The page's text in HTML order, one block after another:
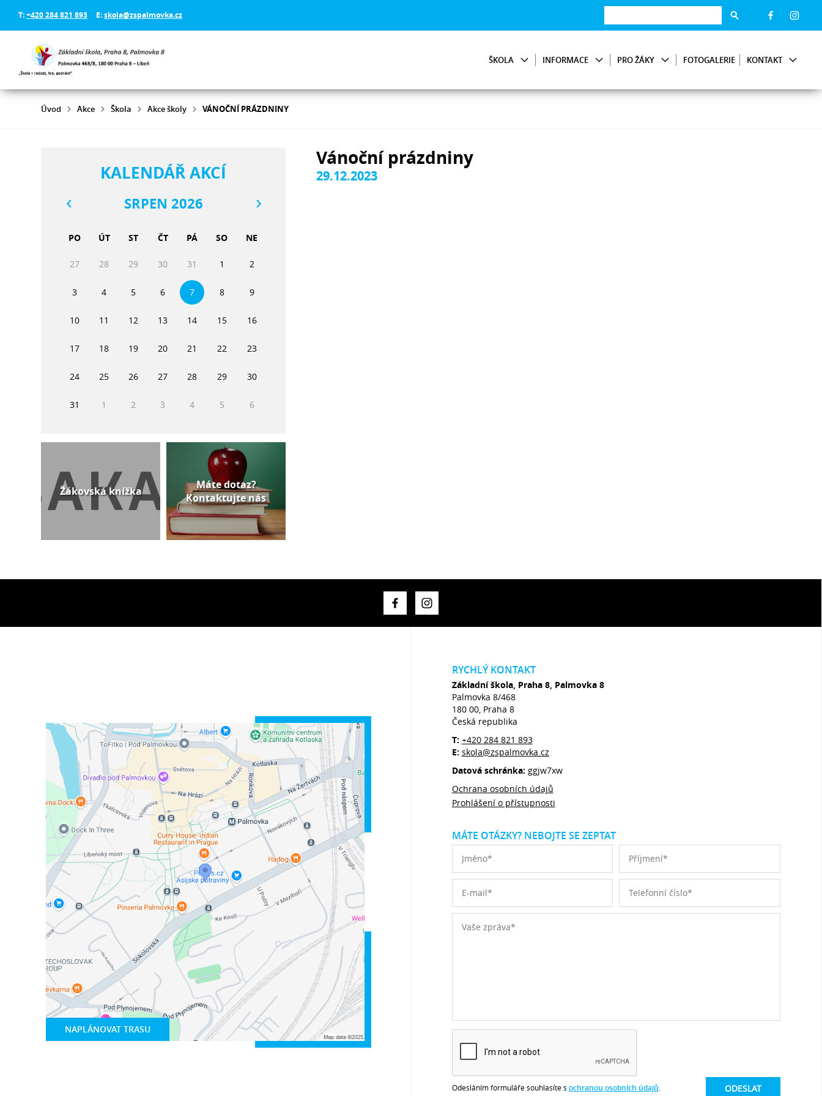
T:+420 284 821 893 E:skola@zspalmovka.cz
ŠKOLA INFORMACE PRO ŽÁKY FOTOGALERIE KONTAKT
Úvod Akce Škola Akce školy VÁNOČNÍ PRÁZDNINY
Vánoční prázdniny
29.12.2023
KALENDÁŘ AKCÍ
SRPEN 2026
PO ÚT ST ČT PÁ SO NE
27 28 29 30 31 1 2
3 4 5 6 7 8 9
10 11 12 13 14 15 16
17 18 19 20 21 22 23
24 25 26 27 28 29 30
31 1 2 3 4 5 6
Žákovská knížka
Máte dotaz?
Kontaktujte nás
NAPLÁNOVAT TRASU
RYCHLÝ KONTAKT
Základní škola, Praha 8, Palmovka 8
Palmovka 8/468
180 00, Praha 8
Česká republika
T: +420 284 821 893
E: skola@zspalmovka.cz
Datová schránka: ggjw7xw
Ochrana osobních údajů
Prohlášení o přístupnosti
MÁTE OTÁZKY? NEBOJTE SE ZEPTAT
Odesláním formuláře souhlasíte s ochranou osobních údajů